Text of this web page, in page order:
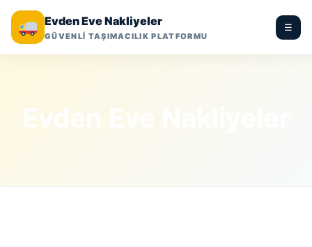
Evden Eve Nakliyeler
GÜVENLİ TAŞIMACILIK PLATFORMU
☰
Evden Eve Nakliyeler